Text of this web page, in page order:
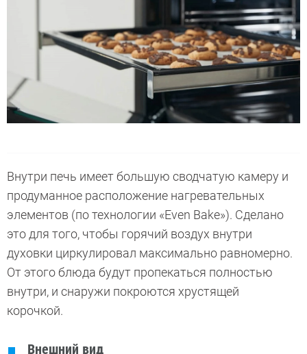
Внутри печь имеет большую сводчатую камеру и
продуманное расположение нагревательных
элементов (по технологии «Even Bake»). Сделано
это для того, чтобы горячий воздух внутри
духовки циркулировал максимально равномерно.
От этого блюда будут пропекаться полностью
внутри, и снаружи покроются хрустящей
корочкой.
Внешний вид